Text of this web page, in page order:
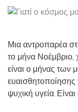
Μια αντροπαρέα
το μήνα Νοέμβριο,
είναι ο μήνας των
ευαισθητοποίησης
ψυχική υγεία.